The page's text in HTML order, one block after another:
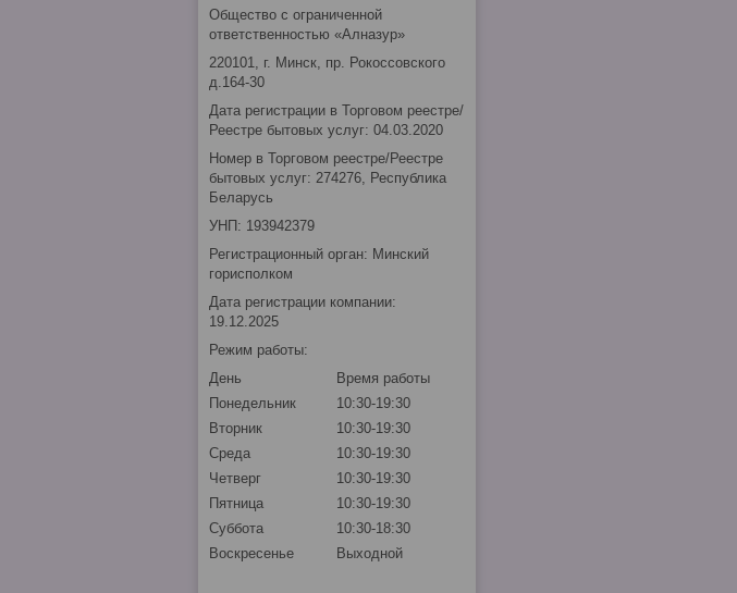
Общество с ограниченной
ответственностью «Алназур»
220101, г. Минск, пр. Рокоссовского
д.164-30
Дата регистрации в Торговом реестре/
Реестре бытовых услуг: 04.03.2020
Номер в Торговом реестре/Реестре
бытовых услуг: 274276, Республика
Беларусь
УНП: 193942379
Регистрационный орган: Минский
горисполком
Дата регистрации компании:
19.12.2025
Режим работы:
День
Время работы
Понедельник
10:30-19:30
Вторник
10:30-19:30
Среда
10:30-19:30
Четверг
10:30-19:30
Пятница
10:30-19:30
Суббота
10:30-18:30
Воскресенье
Выходной